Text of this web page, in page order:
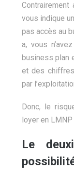
vous indique
pas accès au
a, vous
business plan
et des
par
Donc, le
loyer en LMNP
Le